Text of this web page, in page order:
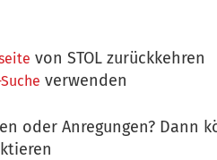
von STOL zurückkehren
Suche verwenden
oder Anregungen? Dann